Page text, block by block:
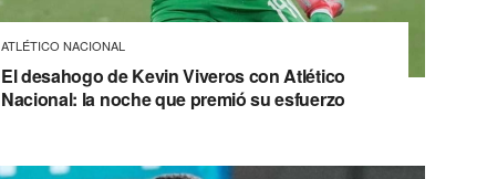
ATLÉTICO NACIONAL
El desahogo de Kevin Viveros con Atlético
Nacional: la noche que premió su esfuerzo